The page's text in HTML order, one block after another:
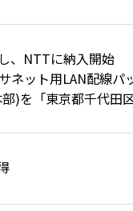
、NTTに納入開始
ネット用LAN配線パ
)を「東京都千代田